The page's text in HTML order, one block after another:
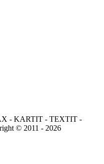
- KARTIT - TEXTIT -
© 2011 - 2026